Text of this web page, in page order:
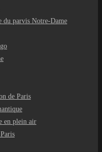
du parvis Notre-Dame
de Paris
en plein air